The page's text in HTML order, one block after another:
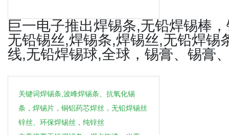
巨一电子推出焊锡条,无铅焊锡棒
无铅锡丝,焊锡条,焊锡丝,无铅焊锡
线,无铅焊锡球,全球，锡膏、锡膏
关键词焊锡条,波峰焊锡条、抗氧化锡
条，焊锡片，铜铝药芯焊丝，无铅焊锡丝
锌丝、环保焊锡丝，纯锌丝